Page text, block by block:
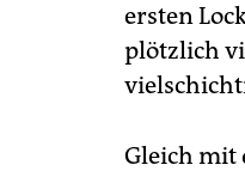
ersten
plötzlich
Gleich mit